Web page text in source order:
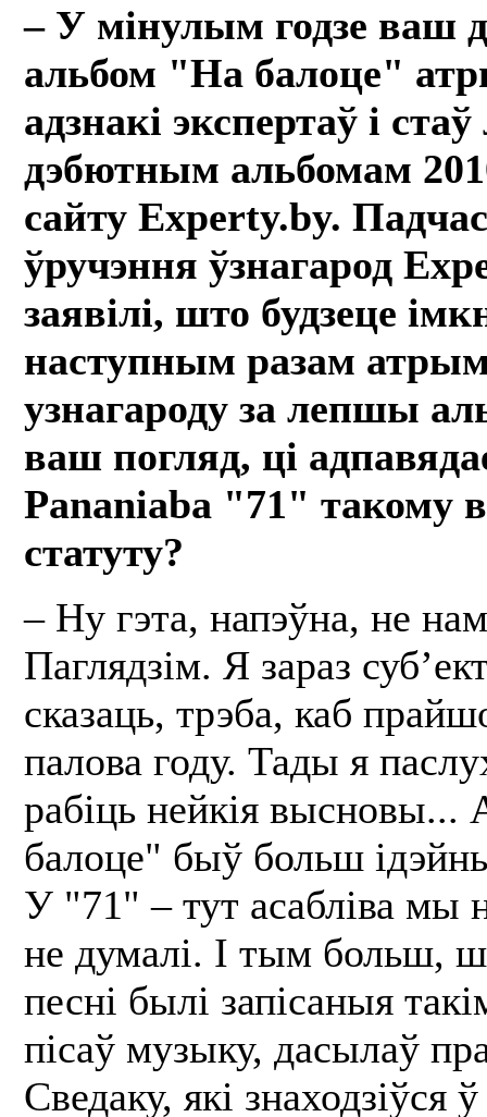
– У мінулым годзе ваш
альбом "На балоце"
адзнакі экспертаў і
дэбютным альбомам
сайту Experty.by.
ўручэння ўзнагарод
заявілі, што будзеце
наступным разам
узнагароду за лепшы
ваш погляд, ці
Pananiaba "71" такому
статуту?
– Ну гэта, напэўна, не
Паглядзім. Я зараз
сказаць, трэба, каб
палова году. Тады я
рабіць нейкія
балоце" быў больш
У "71" – тут асабліва мы
не думалі. І тым больш,
песні былі запісаныя
пісаў музыку, дасылаў
Сведаку, які знаходзіўся